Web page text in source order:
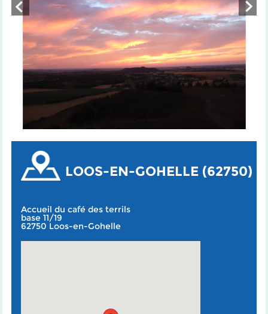
LOOS-EN-GOHELLE (62750)
Accueil du café des terrils
base 11/19
62750 Loos-en-Gohelle